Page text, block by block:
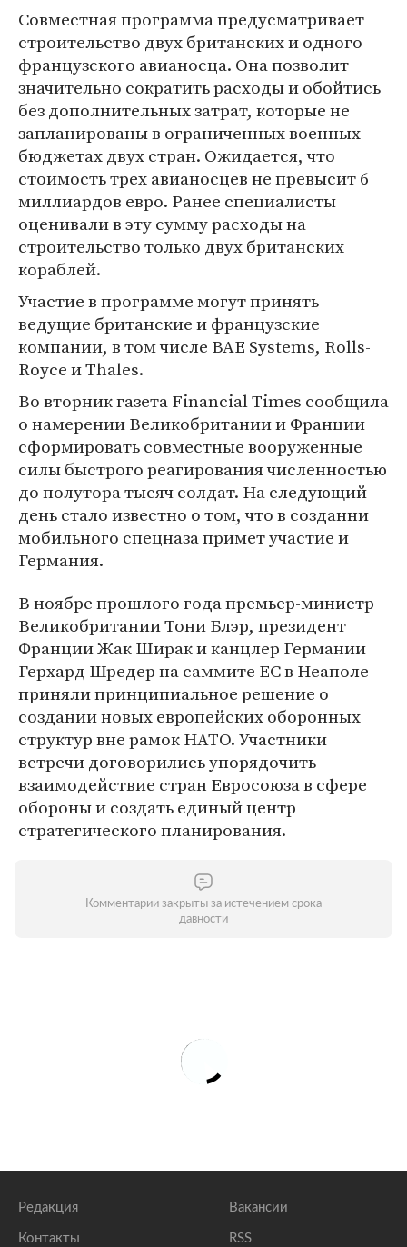
Совместная программа предусматривает
строительство двух британских и одного
французского авианосца. Она позволит
значительно сократить расходы и обойтись
без дополнительных затрат, которые не
запланированы в ограниченных военных
бюджетах двух стран. Ожидается, что
стоимость трех авианосцев не превысит 6
миллиардов евро. Ранее специалисты
оценивали в эту сумму расходы на
строительство только двух британских
кораблей.
Участие в программе могут принять
ведущие британские и французские
компании, в том числе BAE Systems, Rolls-
Royce и Thales.
Во вторник газета Financial Times сообщила
о намерении Великобритании и Франции
сформировать совместные вооруженные
силы быстрого реагирования численностью
до полутора тысяч солдат. На следующий
день стало известно о том, что в созданни
мобильного спецназа примет участие и
Германия.
В ноябре прошлого года премьер-министр
Великобритании Тони Блэр, президент
Франции Жак Ширак и канцлер Германии
Герхард Шредер на саммите ЕС в Неаполе
приняли принципиальное решение о
создании новых европейских оборонных
структур вне рамок НАТО. Участники
встречи договорились упорядочить
взаимодействие стран Евросоюза в сфере
обороны и создать единый центр
стратегического планирования.
Комментарии закрыты за истечением срока
давности
Редакция
Контакты
Вакансии
RSS